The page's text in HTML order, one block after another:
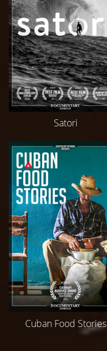
Satori
Cuban Food Stories